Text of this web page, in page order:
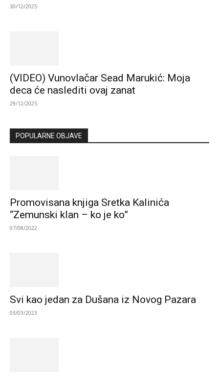
30/12/2025
(VIDEO) Vunovlačar Sead Marukić: Moja
deca će naslediti ovaj zanat
29/12/2025
POPULARNE OBJAVE
Promovisana knjiga Sretka Kalinića
“Zemunski klan – ko je ko”
07/08/2022
Svi kao jedan za Dušana iz Novog Pazara
03/03/2023